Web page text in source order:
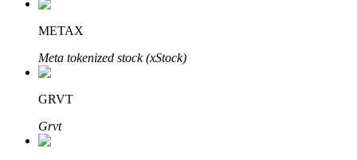
Stake Etmeyi Öğrenin
METAX
Meta tokenized stock (xStock)
GRVT
Grvt